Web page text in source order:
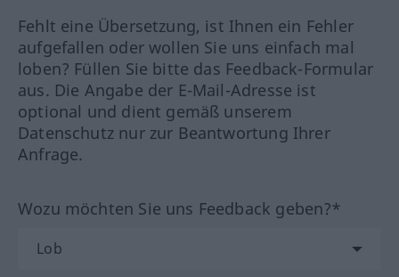
Fehlt eine Übersetzung, ist Ihnen ein Fehler
aufgefallen oder wollen Sie uns einfach mal
loben? Füllen Sie bitte das Feedback-Formular
aus. Die Angabe der E-Mail-Adresse ist
optional und dient gemäß unserem
Datenschutz nur zur Beantwortung Ihrer
Anfrage.
Wozu möchten Sie uns Feedback geben?*